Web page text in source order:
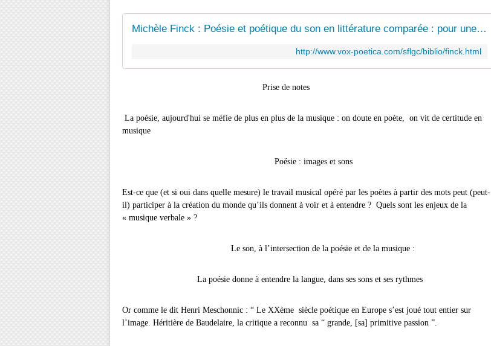
Michèle Finck : Poésie et poétique du son en littérature comparée : pour une audiocritique
http://www.vox-poetica.com/sflgc/biblio/finck.html
Prise de notes
La poésie, aujourd'hui se méfie de plus en plus de la musique : on doute en poète, on vit de certitude en
musique
Poésie : images et sons
Est-ce que (et si oui dans quelle mesure) le travail musical opéré par les poètes à partir des mots peut (peut-
il) participer à la création du monde qu’ils donnent à voir et à entendre ? Quels sont les enjeux de la
« musique verbale » ?
Le son, à l’intersection de la poésie et de la musique :
La poésie donne à entendre la langue, dans ses sons et ses rythmes
Or comme le dit Henri Meschonnic : “ Le XXème siècle poétique en Europe s’est joué tout entier sur
l’image. Héritière de Baudelaire, la critique a reconnu sa “ grande, [sa] primitive passion ”.